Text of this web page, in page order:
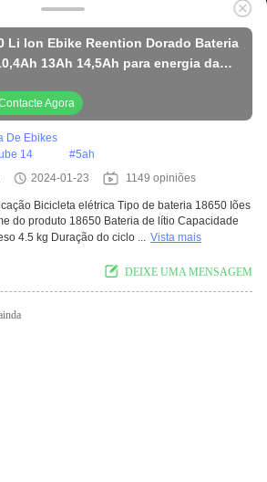
Li Ion Ebike Reention Dorado Bateria
13Ah 14,5Ah para energia da
Agora
De Ebikes
14 #5ah
2024-01-23 1149 opiniões
Bicicleta elétrica Tipo de bateria 18650 Iões
do produto 18650 Bateria de lítio Capacidade
4.5 kg Duração do ciclo ... Vista mais
DEIXE UMA MENSAGEM